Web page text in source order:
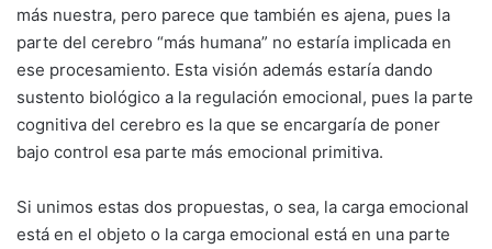
más nuestra, pero parece que también es ajena, pues la
parte del cerebro “más humana” no estaría implicada en
ese procesamiento. Esta visión además estaría dando
sustento biológico a la regulación emocional, pues la parte
cognitiva del cerebro es la que se encargaría de poner
bajo control esa parte más emocional primitiva.
Si unimos estas dos propuestas, o sea, la carga emocional
está en el objeto o la carga emocional está en una parte